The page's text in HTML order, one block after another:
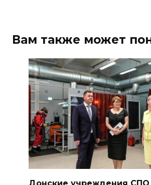
Вам также может
Донские учреждения СПО